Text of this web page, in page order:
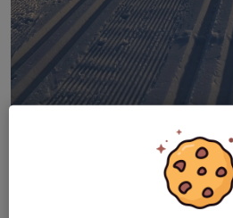
Välkommen till Norrskidan &
Norrskidans inbjudan